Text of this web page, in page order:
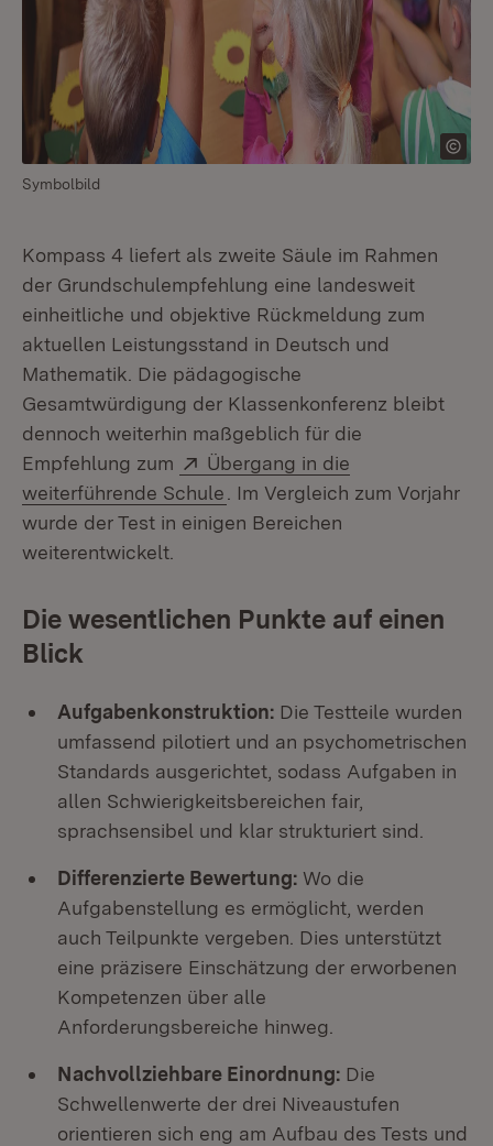
Symbolbild
Kompass 4 liefert als zweite Säule im Rahmen
der Grundschulempfehlung eine landesweit
einheitliche und objektive Rückmeldung zum
aktuellen Leistungsstand in Deutsch und
Mathematik. Die pädagogische
Gesamtwürdigung der Klassenkonferenz bleibt
dennoch weiterhin maßgeblich für die
Empfehlung zum
Extern:
Übergang in die
weiterführende Schule (Öffnet in neuem Fenster)
. Im Vergleich zum Vorjahr
wurde der Test in einigen Bereichen
weiterentwickelt.
Die wesentlichen Punkte auf einen
Blick
Aufgabenkonstruktion: Die Testteile wurden
umfassend pilotiert und an psychometrischen
Standards ausgerichtet, sodass Aufgaben in
allen Schwierigkeitsbereichen fair,
sprachsensibel und klar strukturiert sind.
Differenzierte Bewertung: Wo die
Aufgabenstellung es ermöglicht, werden
auch Teilpunkte vergeben. Dies unterstützt
eine präzisere Einschätzung der erworbenen
Kompetenzen über alle
Anforderungsbereiche hinweg.
Nachvollziehbare Einordnung: Die
Schwellenwerte der drei Niveaustufen
orientieren sich eng am Aufbau des Tests und